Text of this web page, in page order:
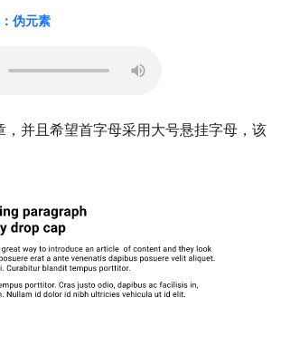
伪元素
，并且希望首字母采用大号悬挂字母，该